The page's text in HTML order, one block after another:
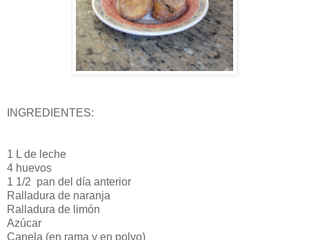
INGREDIENTES:
1 L de leche
4 huevos
1 1/2 pan del día anterior
Ralladura de naranja
Ralladura de limón
Azúcar
Canela (en rama y en polvo)